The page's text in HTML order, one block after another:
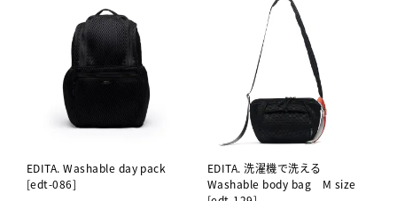
EDITA. Washable day pack
[edt-086]
EDITA. 洗濯機で洗える
Washable body bag M size